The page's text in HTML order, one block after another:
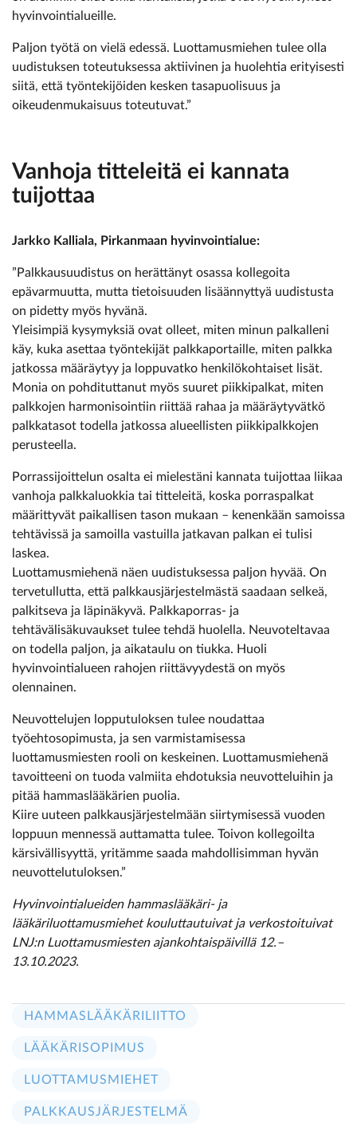
hyvinvointialueille.
Paljon työtä on vielä edessä. Luottamusmiehen tulee olla
uudistuksen toteutuksessa aktiivinen ja huolehtia erityisesti
siitä, että työntekijöiden kesken tasapuolisuus ja
oikeudenmukaisuus toteutuvat.”
Vanhoja titteleitä ei kannata
tuijottaa
Jarkko Kalliala, Pirkanmaan hyvinvointialue:
”Palkkausuudistus on herättänyt osassa kollegoita
epävarmuutta, mutta tietoisuuden lisäännyttyä uudistusta
on pidetty myös hyvänä.
Yleisimpiä kysymyksiä ovat olleet, miten minun palkalleni
käy, kuka asettaa työntekijät palkkaportaille, miten palkka
jatkossa määräytyy ja loppuvatko henkilökohtaiset lisät.
Monia on pohdituttanut myös suuret piikkipalkat, miten
palkkojen harmonisointiin riittää rahaa ja määräytyvätkö
palkkatasot todella jatkossa alueellisten piikkipalkkojen
perusteella.
Porrassijoittelun osalta ei mielestäni kannata tuijottaa liikaa
vanhoja palkkaluokkia tai titteleitä, koska porraspalkat
määrittyvät paikallisen tason mukaan – kenenkään samoissa
tehtävissä ja samoilla vastuilla jatkavan palkan ei tulisi
laskea.
Luottamusmiehenä näen uudistuksessa paljon hyvää. On
tervetullutta, että palkkausjärjestelmästä saadaan selkeä,
palkitseva ja läpinäkyvä. Palkkaporras- ja
tehtävälisäkuvaukset tulee tehdä huolella. Neuvoteltavaa
on todella paljon, ja aikataulu on tiukka. Huoli
hyvinvointialueen rahojen riittävyydestä on myös
olennainen.
Neuvottelujen lopputuloksen tulee noudattaa
työehtosopimusta, ja sen varmistamisessa
luottamusmiesten rooli on keskeinen. Luottamusmiehenä
tavoitteeni on tuoda valmiita ehdotuksia neuvotteluihin ja
pitää hammaslääkärien puolia.
Kiire uuteen palkkausjärjestelmään siirtymisessä vuoden
loppuun mennessä auttamatta tulee. Toivon kollegoilta
kärsivällisyyttä, yritämme saada mahdollisimman hyvän
neuvottelutuloksen.”
Hyvinvointialueiden hammaslääkäri- ja
lääkäriluottamusmiehet kouluttautuivat ja verkostoituivat
LNJ:n Luottamusmiesten ajankohtaispäivillä 12.–
13.10.2023.
HAMMASLÄÄKÄRILIITTO
LÄÄKÄRISOPIMUS
LUOTTAMUSMIEHET
PALKKAUSJÄRJESTELMÄ